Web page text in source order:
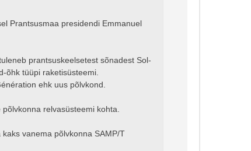
Prantsusmaa presidendi Emmanuel
prantsuskeelsetest sõnadest Sol-
õhk tüüpi raketisüsteemi.
ehk uus põlvkond.
relvasüsteemi kohta.
vanema põlvkonna SAMP/T